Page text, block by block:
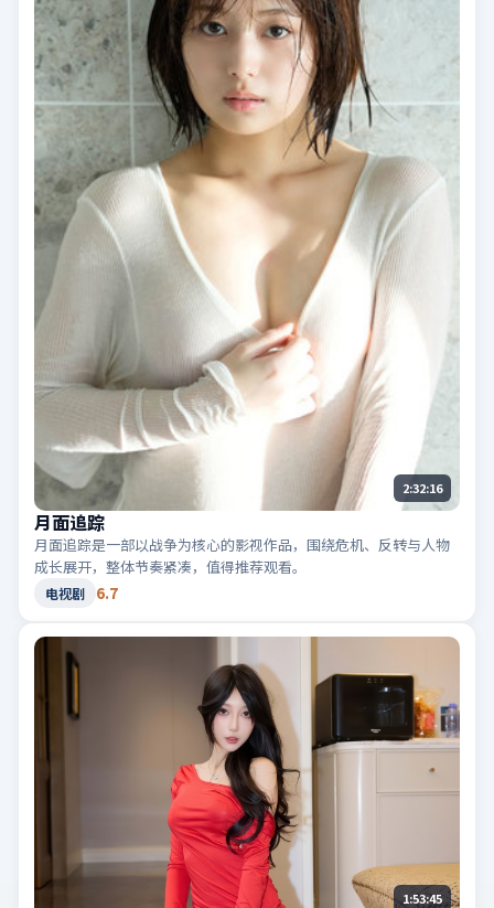
2:32:16
月面追踪
月面追踪是一部以战争为核心的影视作品，围绕危机、反转与人物
成长展开，整体节奏紧凑，值得推荐观看。
电视剧 6.7
1:53:45